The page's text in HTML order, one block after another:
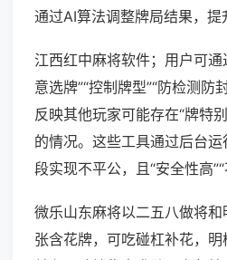
通过AI算法调整牌局结果，提
江西红中麻将软件；用户可
意选牌”“控制牌型”“防检测防
反映其他玩家可能存在“牌特
的情况。这些工具通过后台
段实现不平公，且“安全性高”“
微乐山东麻将以二五八做将
张含花牌，可吃碰杠补花，